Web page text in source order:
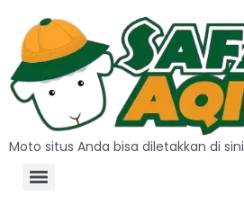
Moto situs Anda bisa diletakkan di sini